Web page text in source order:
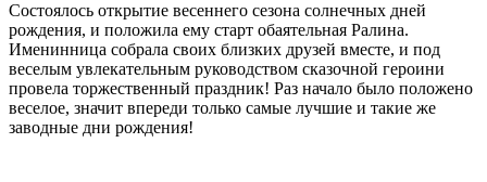
Состоялось открытие весеннего сезона солнечных дней
рождения, и положила ему старт обаятельная Ралина.
Именинница собрала своих близких друзей вместе, и под
веселым увлекательным руководством сказочной героини
провела торжественный праздник! Раз начало было положено
веселое, значит впереди только самые лучшие и такие же
заводные дни рождения!